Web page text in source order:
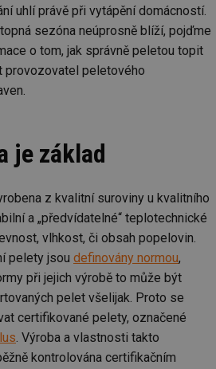
uhlí právě při vytápění domácností.
sezóna neúprosně blíží, pojďme
o tom, jak správně peletou topit
provozovatel peletového
je základ
z kvalitní suroviny u kvalitního
a „předvídatelné“ teplotechnické
vlhkost, či obsah popelovin.
pelety jsou definovány normou,
při jejich výrobě to může být
pelet všelijak. Proto se
certifikované pelety, označené
. Výroba a vlastnosti takto
kontrolována certifikačním